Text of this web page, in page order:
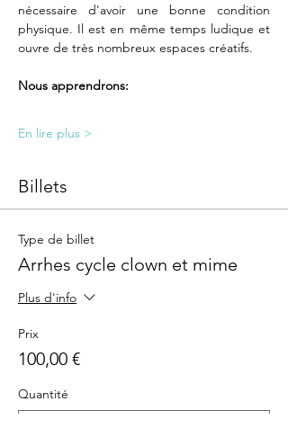
nécessaire d'avoir une bonne condition
physique. Il est en même temps ludique et
ouvre de très nombreux espaces créatifs.
Nous apprendrons:
En lire plus >
Billets
Type de billet
Arrhes cycle clown et mime
Plus d'info
Prix
100,00 €
Quantité